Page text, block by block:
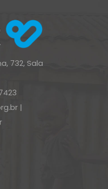
732, Sala
|